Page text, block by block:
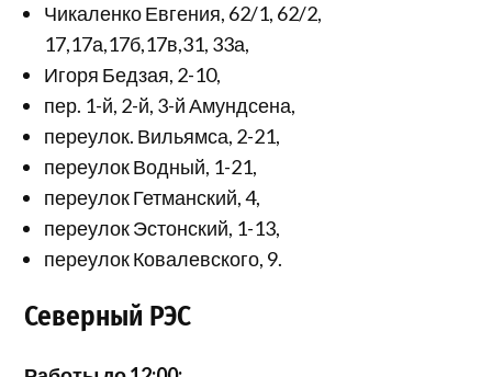
Чикаленко Евгения, 62/1, 62/2,
17,17а,17б,17в,31, 33а,
Игоря Бедзая, 2-10,
пер. 1-й, 2-й, 3-й Амундсена,
переулок. Вильямса, 2-21,
переулок Водный, 1-21,
переулок Гетманский, 4,
переулок Эстонский, 1-13,
переулок Ковалевского, 9.
Северный РЭС